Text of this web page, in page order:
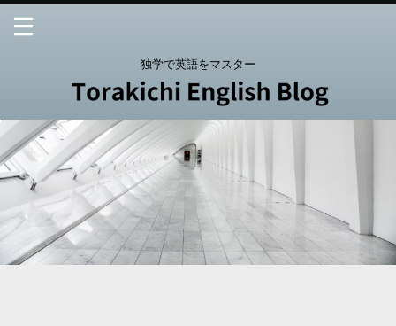
独学で英語をマスター